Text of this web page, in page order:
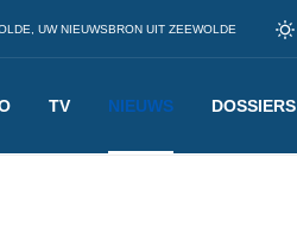
UW NIEUWSBRON UIT ZEEWOLDE
TV NIEUWS DOSSIERS